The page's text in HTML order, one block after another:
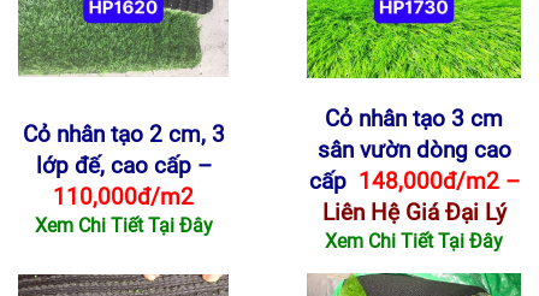
Cỏ nhân tạo 2 cm, 3
lớp đế, cao cấp –
110,000đ/m2
Xem Chi Tiết Tại Đây
Cỏ nhân tạo 3 cm
sân vườn dòng cao
cấp 148,000đ/m2 –
Liên Hệ Giá Đại Lý
Xem Chi Tiết Tại Đây